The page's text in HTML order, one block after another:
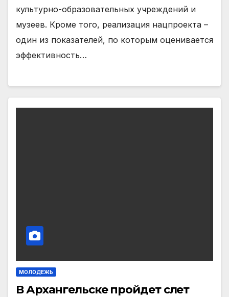
культурно-образовательных учреждений и
музеев. Кроме того, реализация нацпроекта –
один из показателей, по которым оценивается
эффективность…
МОЛОДЕЖЬ
В Архангельске пройдет слет